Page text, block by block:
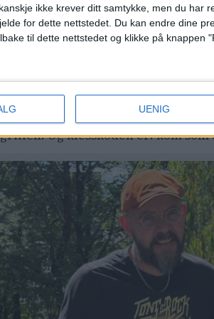
ikke krever ditt samtykke, men du har
for dette nettstedet. Du kan endre dine
til dette nettstedet og klikke på knappen
UENIG
Varemottaket. Spesielt nå i det
plass tilom lag fire personer.
kommer tilbake?
man sitter på en fine dining-
Og klesskoden er: kom som